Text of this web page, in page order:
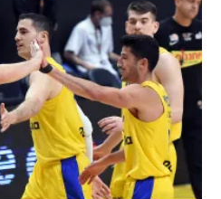
VOD
רץ ברשת
גביע המדינה
נבחרת ישראל
מכבי חיפה
בית"ר ירושלים
מכבי תל אביב
ליגה גרמנית
ליגה ספרדית
ליגה איטלקית
ליגה צרפתית
ליגה לאומית
כדורסל נשים
מכבי תל אביב
הפועל חולון
הפועל ירושלים
NBA
יורוליג
יורוקאפ
ענפים נוספים
טניס
כדוריד
כדורעף